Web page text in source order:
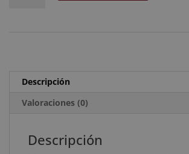
Comunicación
Noticias
Descripción
Valoraciones (0)
Descripción